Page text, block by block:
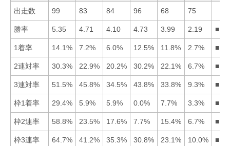
出走数 99 83 84 96 68 75
勝率 5.35 4.71 4.10 4.73 3.99 2.19
1着率 14.1% 7.2% 6.0% 12.5% 11.8% 2.7%
2連対率 30.3% 22.9% 20.2% 30.2% 22.1% 6.7%
3連対率 51.5% 45.8% 34.5% 43.8% 33.8% 9.3%
枠1着率 29.4% 5.9% 5.9% 0.0% 7.7% 3.3%
枠2連率 58.8% 23.5% 17.6% 7.7% 15.4% 6.7%
枠3連率 64.7% 41.2% 35.3% 30.8% 23.1% 10.0%